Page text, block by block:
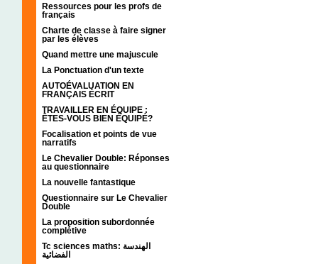
Ressources pour les profs de
français
Charte de classe à faire signer
par les élèves
Quand mettre une majuscule
La Ponctuation d'un texte
AUTOÉVALUATION EN
FRANÇAIS ÉCRIT
TRAVAILLER EN ÉQUIPE :
ÊTES-VOUS BIEN ÉQUIPÉ?
Focalisation et points de vue
narratifs
Le Chevalier Double: Réponses
au questionnaire
La nouvelle fantastique
Questionnaire sur Le Chevalier
Double
La proposition subordonnée
complétive
Tc sciences maths: الهندسة
الفضائية